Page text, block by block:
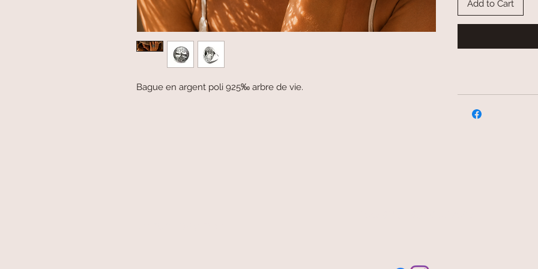
Bague en argent poli 925‰ arbre de vie.
Add to Cart